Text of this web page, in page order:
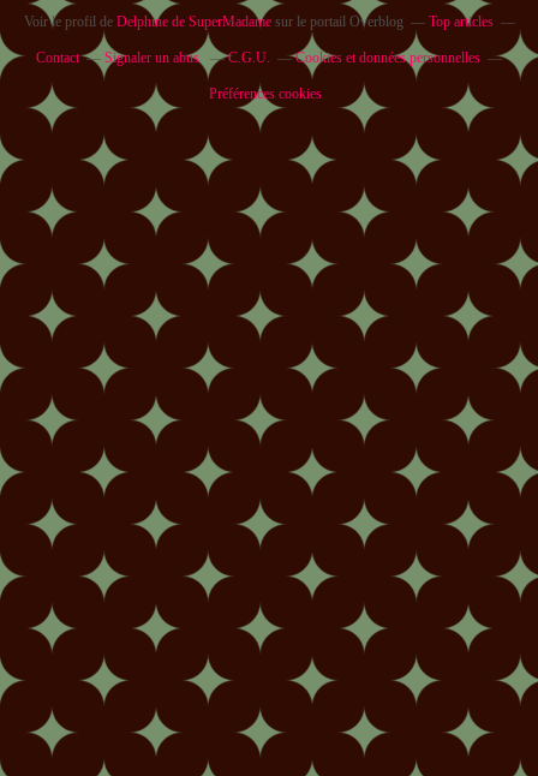
Voir le profil de Delphine de SuperMadamesur le portail Overblog Top articles
Contact Signaler un abus C.G.U. Cookies et données personnelles
Préférences cookies